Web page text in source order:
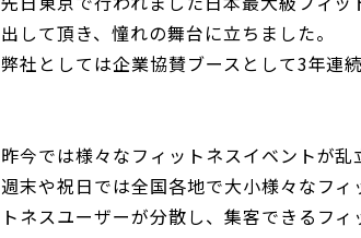
出して頂き、憧れの舞台に立ちました。
弊社としては企業協賛ブースとして3年連
昨今では様々なフィットネスイベントが乱
週末や祝日では全国各地で大小様々なフ
トネスユーザーが分散し、集客できるフ